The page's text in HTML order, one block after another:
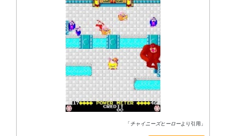
「チャイニーズヒーローより引用」